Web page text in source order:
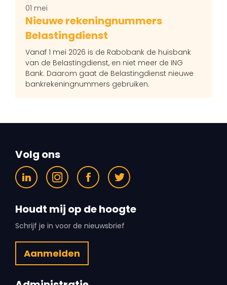
01 mei
Nieuwe rekeningnummers
Belastingdienst
Vanaf 1 mei 2026 is de Rabobank de huisbank
van de Belastingdienst, en niet meer de ING
Bank. Daarom gaat de Belastingdienst nieuwe
bankrekeningnummers gebruiken.
Volg ons
Houdt mij op de hoogte
Schrijf je in voor de nieuwsbrief
Aanmelden